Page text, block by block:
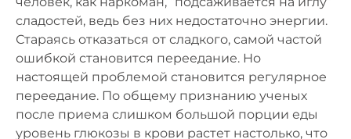
сладостей, ведь без них недостаточно энергии.
Стараясь отказаться от сладкого, самой частой
ошибкой становится переедание. Но
настоящей проблемой становится регулярное
переедание. По общему признанию ученых
после приема слишком большой порции еды
уровень глюкозы в крови растет настолько, что